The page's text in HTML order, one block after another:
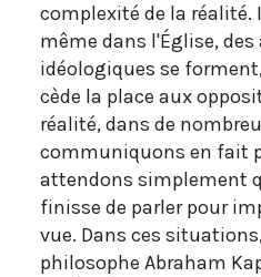
complexité de la réalité.
même dans l'Église,
idéologiques se
cède la place aux
réalité, dans de
communiquons en fait
attendons simplement
finisse de parler pour
vue. Dans ces
philosophe Abraham